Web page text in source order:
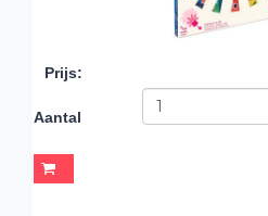
Prijs:
Aantal